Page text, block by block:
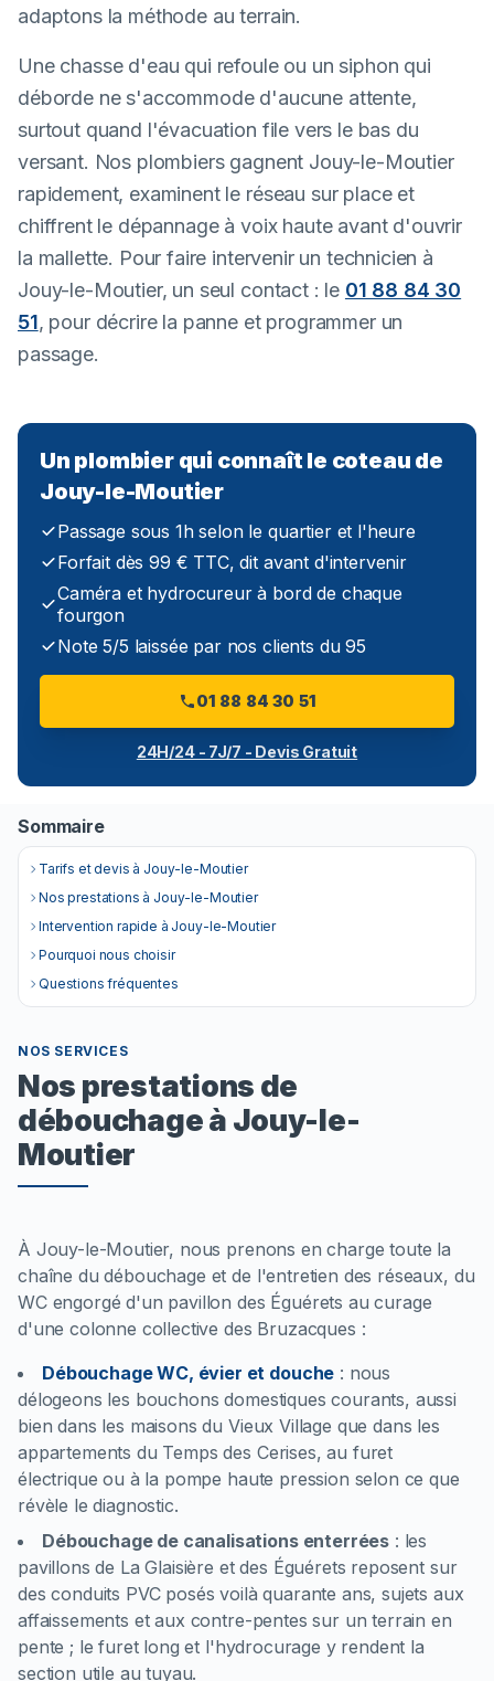
adaptons la méthode au terrain.
Une chasse d'eau qui refoule ou un siphon qui
déborde ne s'accommode d'aucune attente,
surtout quand l'évacuation file vers le bas du
versant. Nos plombiers gagnent Jouy-le-Moutier
rapidement, examinent le réseau sur place et
chiffrent le dépannage à voix haute avant d'ouvrir
la mallette. Pour faire intervenir un technicien à
Jouy-le-Moutier, un seul contact : le 01 88 84 30
51, pour décrire la panne et programmer un
passage.
Un plombier qui connaît le coteau de
Jouy-le-Moutier
Passage sous 1h selon le quartier et l'heure
Forfait dès 99 € TTC, dit avant d'intervenir
Caméra et hydrocureur à bord de chaque
fourgon
Note 5/5 laissée par nos clients du 95
01 88 84 30 51
24H/24 - 7J/7 - Devis Gratuit
Sommaire
Tarifs et devis à Jouy-le-Moutier
Nos prestations à Jouy-le-Moutier
Intervention rapide à Jouy-le-Moutier
Pourquoi nous choisir
Questions fréquentes
NOS SERVICES
Nos prestations de
débouchage à Jouy-le-
Moutier
À Jouy-le-Moutier, nous prenons en charge toute la
chaîne du débouchage et de l'entretien des réseaux, du
WC engorgé d'un pavillon des Éguérets au curage
d'une colonne collective des Bruzacques :
Débouchage WC, évier et douche : nous
délogeons les bouchons domestiques courants, aussi
bien dans les maisons du Vieux Village que dans les
appartements du Temps des Cerises, au furet
électrique ou à la pompe haute pression selon ce que
révèle le diagnostic.
Débouchage de canalisations enterrées : les
pavillons de La Glaisière et des Éguérets reposent sur
des conduits PVC posés voilà quarante ans, sujets aux
affaissements et aux contre-pentes sur un terrain en
pente ; le furet long et l'hydrocurage y rendent la
section utile au tuyau.